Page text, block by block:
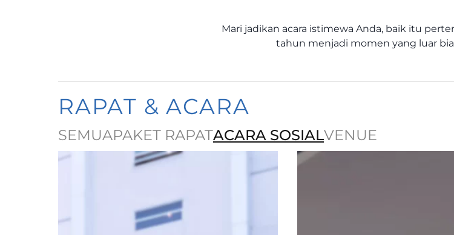
Mari jadikan acara istimewa Anda, baik itu
tahun menjadi momen yang luar
RAPAT & ACARA
SEMUAPAKET RAPATACARA SOSIALVENUE